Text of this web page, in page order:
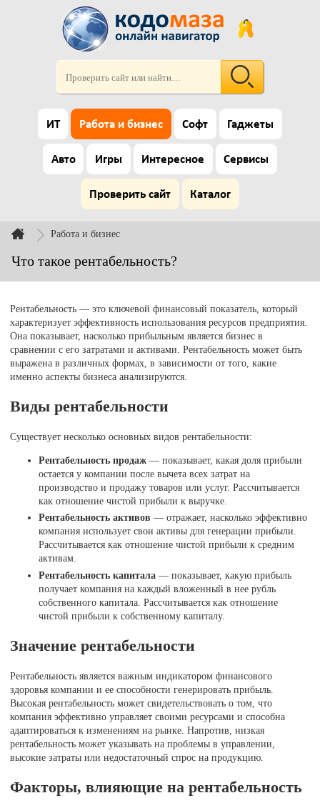
ИТ Работа и бизнес Софт Гаджеты
Авто Игры Интересное Сервисы
Проверить сайт Каталог
Работа и бизнес
Что такое рентабельность?
Рентабельность — это ключевой финансовый показатель, который
характеризует эффективность использования ресурсов предприятия.
Она показывает, насколько прибыльным является бизнес в
сравнении с его затратами и активами. Рентабельность может быть
выражена в различных формах, в зависимости от того, какие
именно аспекты бизнеса анализируются.
Виды рентабельности
Существует несколько основных видов рентабельности:
Рентабельность продаж — показывает, какая доля прибыли
остается у компании после вычета всех затрат на
производство и продажу товаров или услуг. Рассчитывается
как отношение чистой прибыли к выручке.
Рентабельность активов — отражает, насколько эффективно
компания использует свои активы для генерации прибыли.
Рассчитывается как отношение чистой прибыли к средним
активам.
Рентабельность капитала — показывает, какую прибыль
получает компания на каждый вложенный в нее рубль
собственного капитала. Рассчитывается как отношение
чистой прибыли к собственному капиталу.
Значение рентабельности
Рентабельность является важным индикатором финансового
здоровья компании и ее способности генерировать прибыль.
Высокая рентабельность может свидетельствовать о том, что
компания эффективно управляет своими ресурсами и способна
адаптироваться к изменениям на рынке. Напротив, низкая
рентабельность может указывать на проблемы в управлении,
высокие затраты или недостаточный спрос на продукцию.
Факторы, влияющие на рентабельность